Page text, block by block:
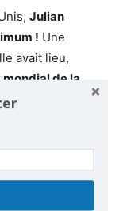
Julian
! Une
avait lieu,
de la
potentiels
sombre pour le
à la
démocratie et
a payé de sa